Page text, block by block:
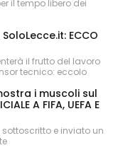
il tempo libero dei
SoloLecce.it: ECCO
il frutto del lavoro
tecnico: eccolo
i muscoli sul
A FIFA, UEFA E
e inviato un